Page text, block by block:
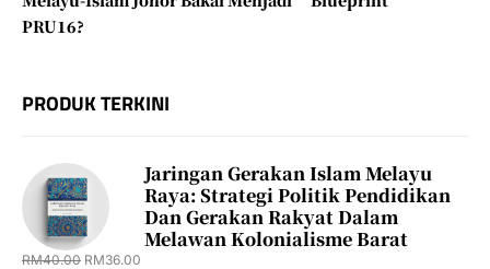
PRU16?
PRODUK TERKINI
Jaringan Gerakan Islam Melayu
Raya: Strategi Politik Pendidikan
Dan Gerakan Rakyat Dalam
Melawan Kolonialisme Barat
RM40.00 RM36.00